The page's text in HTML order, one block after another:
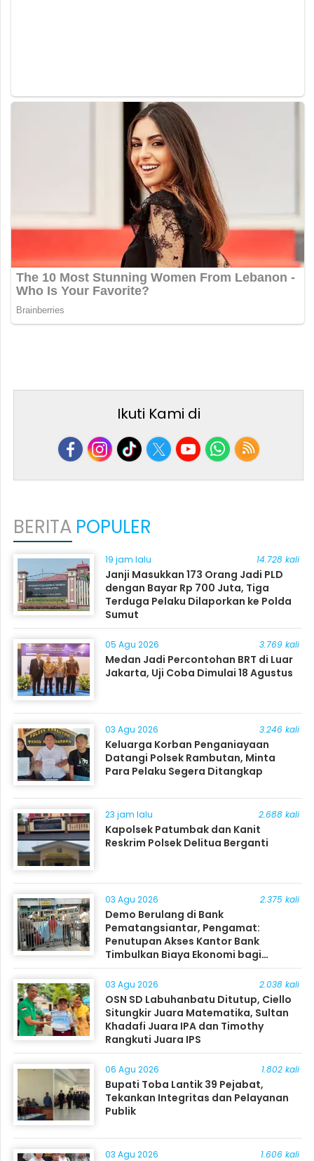
Ikuti Kami di
BERITA POPULER
19 jam lalu 14.728 kali
Janji Masukkan 173 Orang Jadi PLD
dengan Bayar Rp 700 Juta, Tiga
Terduga Pelaku Dilaporkan ke Polda
Sumut
05 Agu 2026 3.769 kali
Medan Jadi Percontohan BRT di Luar
Jakarta, Uji Coba Dimulai 18 Agustus
03 Agu 2026 3.246 kali
Keluarga Korban Penganiayaan
Datangi Polsek Rambutan, Minta
Para Pelaku Segera Ditangkap
23 jam lalu 2.688 kali
Kapolsek Patumbak dan Kanit
Reskrim Polsek Delitua Berganti
03 Agu 2026 2.375 kali
Demo Berulang di Bank
Pematangsiantar, Pengamat:
Penutupan Akses Kantor Bank
Timbulkan Biaya Ekonomi bagi
Masyarakat
03 Agu 2026 2.038 kali
OSN SD Labuhanbatu Ditutup, Ciello
Situngkir Juara Matematika, Sultan
Khadafi Juara IPA dan Timothy
Rangkuti Juara IPS
06 Agu 2026 1.802 kali
Bupati Toba Lantik 39 Pejabat,
Tekankan Integritas dan Pelayanan
Publik
03 Agu 2026 1.606 kali